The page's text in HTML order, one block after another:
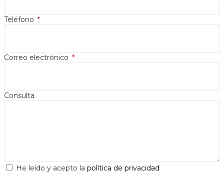
Teléfono
Correo electrónico
Consulta
He leído y acepto la política de privacidad